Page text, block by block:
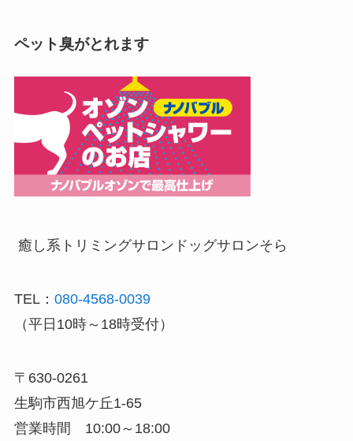
ペット臭がとれます
癒し系トリミングサロン ドッグサロンそら
TEL： 080-4568-0039
（平日10時～18時受付）
〒630-0261
生駒市西旭ケ丘1-65
営業時間 10:00～18:00